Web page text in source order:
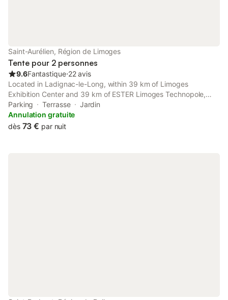
Saint-Aurélien, Région de Limoges
Tente pour 2 personnes
9.6Fantastique⋅22 avis
Located in Ladignac-le-Long, within 39 km of Limoges
Exhibition Center and 39 km of ESTER Limoges Technopole,
Canvas chill-out provides accommodation with a garden as well
as free private parking for guests who drive.
Parking Terrasse
Jardin
Annulation gratuite
dès 73 € par nuit